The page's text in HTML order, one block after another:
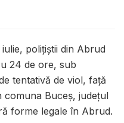
poliţiştii din Abrud
24 de ore, sub
tentativă de viol, faţă
comuna Buceş, judeţul
forme legale în Abrud.